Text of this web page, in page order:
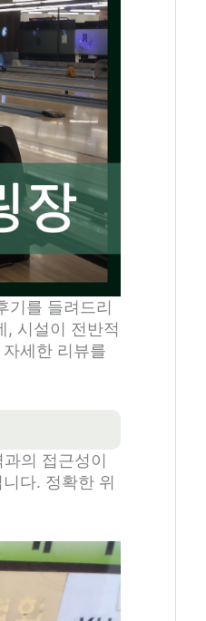
기를 들려드리
, 시설이 전반적
세한 리뷰를
의 접근성이
다. 정확한 위